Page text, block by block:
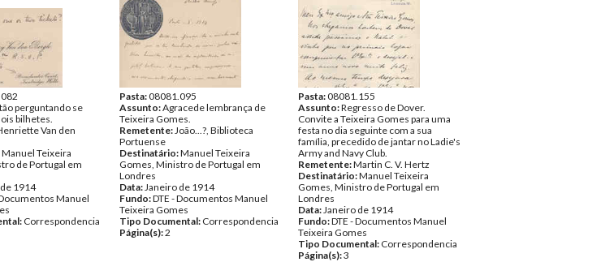
perguntando se
bilhetes.
Van den
Manuel Teixeira
de Portugal em
1914
Manuel
Correspondencia
Pasta:08081.095
Assunto:Agracede lembrança de
Teixeira Gomes.
Remetente:João...?, Biblioteca
Portuense
Destinatário:Manuel Teixeira
Gomes, Ministro de Portugal em
Londres
Data:Janeiro de 1914
Fundo:DTE - Documentos Manuel
Teixeira Gomes
Tipo Documental: Correspondencia
Página(s):2
Pasta:08081.155
Assunto:Regresso de Dover.
Convite a Teixeira Gomes para uma
festa no dia seguinte com a sua
família, precedido de jantar no Ladie's
Army and Navy Club.
Remetente:Martin C. V. Hertz
Destinatário:Manuel Teixeira
Gomes, Ministro de Portugal em
Londres
Data:Janeiro de 1914
Fundo:DTE - Documentos Manuel
Teixeira Gomes
Tipo Documental: Correspondencia
Página(s):3